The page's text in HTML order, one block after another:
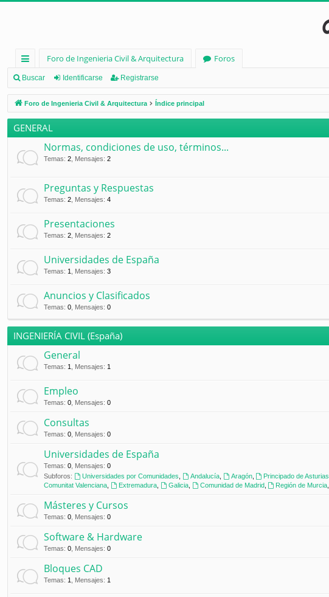
nl
ac
es
rá
pi
os
Foro de Ingenieria Civil & Arquitectura
Foros
Buscar Identificarse Registrarse
Foro de Ingenieria Civil & Arquitectura Índice principal
GENERAL
Normas, condiciones de uso, términos...
Temas: 2 Mensajes: 2
Preguntas y Respuestas
Temas: 2 Mensajes: 4
Presentaciones
Temas: 2 Mensajes: 2
Universidades de España
Temas: 1 Mensajes: 3
Anuncios y Clasificados
Temas: 0 Mensajes: 0
INGENIERÍA CIVIL (España)
General
Temas: 1 Mensajes: 1
Empleo
Temas: 0 Mensajes: 0
Consultas
Temas: 0 Mensajes: 0
Universidades de España
Temas: 0 Mensajes: 0
Subforos:
Universidades por Comunidades Andalucía, Aragón, Principado de Asturias
Comunitat Valenciana
Extremadura, Galicia, Comunidad de Madrid, Región de Murcia
Másteres y Cursos
Temas: 0 Mensajes: 0
Software & Hardware
Temas: 0 Mensajes: 0
Bloques CAD
Temas: 1 Mensajes: 1